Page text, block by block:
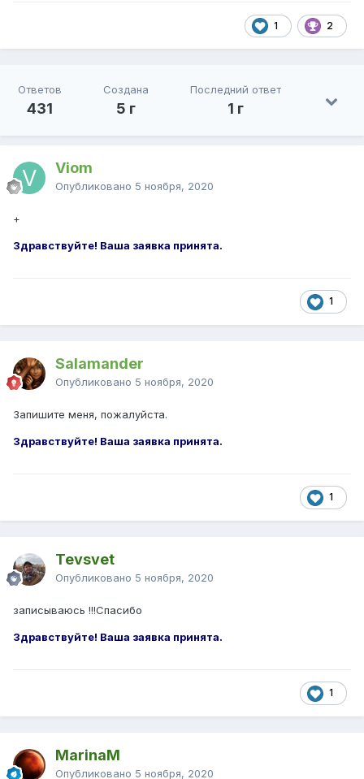
1 2
Ответов
431
Создана
5 г
Последний ответ
1 г
Viom
Опубликовано 5 ноября, 2020
+
Здравствуйте! Ваша заявка принята.
1
Salamander
Опубликовано 5 ноября, 2020
Запишите меня, пожалуйста.
Здравствуйте! Ваша заявка принята.
1
Tevsvet
Опубликовано 5 ноября, 2020
записываюсь !!!Спасибо
Здравствуйте! Ваша заявка принята.
1
MarinaM
Опубликовано 5 ноября, 2020